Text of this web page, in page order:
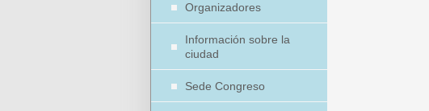
Organizadores
Información sobre la
ciudad
Sede Congreso